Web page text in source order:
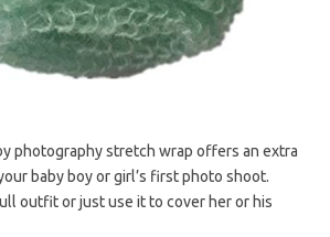
photography stretch wrap offers an extra
baby boy or girl’s first photo shoot.
outfit or just use it to cover her or his